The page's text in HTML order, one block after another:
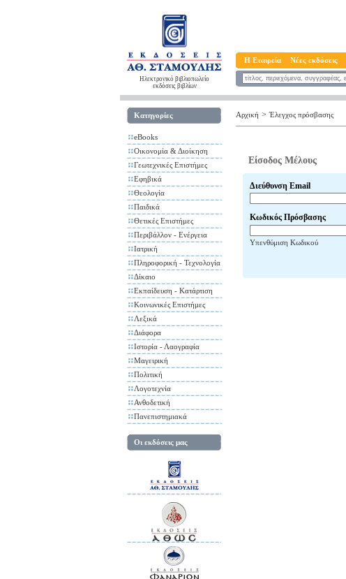
Ηλεκτρονικό βιβλιοπωλείο
εκδόσεις βιβλίων
Η Εταιρεία Νέες εκδόσεις
Κατηγορίες
eBooks
Οικονομία & Διοίκηση
Γεωτεχνικές Επιστήμες
Εφηβικά
Θεολογία
Παιδικά
Θετικές Επιστήμες
Περιβάλλον - Ενέργεια
Ιατρική
Πληροφορική - Τεχνολογία
Δίκαιο
Εκπαίδευση - Κατάρτιση
Κοινωνικές Επιστήμες
Λεξικά
Διάφορα
Ιστορία - Λαογραφία
Μαγειρική
Πολιτική
Λογοτεχνία
Ανθοδετική
Πανεπιστημιακά
Οι εκδόσεις μας
Αρχική > Έλεγχος πρόσβασης
Είσοδος Μέλους
Διεύθυνση Email
Κωδικός Πρόσβασης
Υπενθύμιση Κωδικού